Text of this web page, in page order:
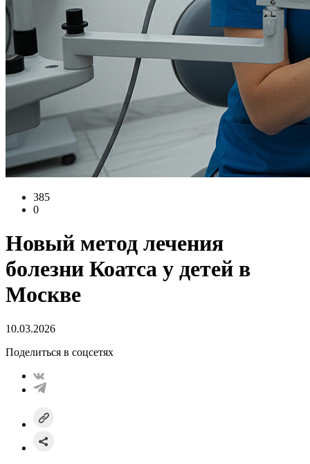
385
0
Новый метод лечения
болезни Коатса у детей в
Москве
10.03.2026
Поделиться в соцсетях